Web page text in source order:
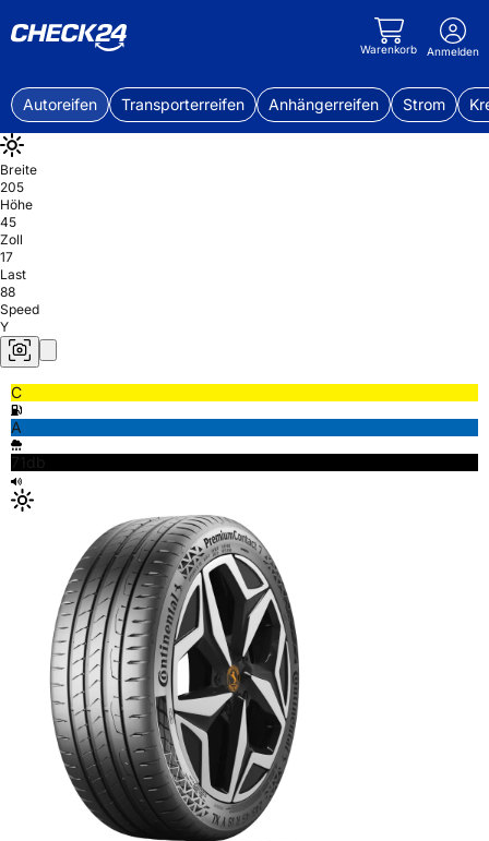
Warenkorb Anmelden
Autoreifen Transporterreifen Anhängerreifen Strom
Breite
205
Höhe
45
Zoll
17
Last
88
Speed
Y
C
A
71db